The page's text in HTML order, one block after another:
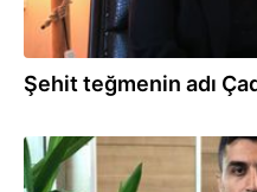
Şehit teğmenin adı
19.06.2026